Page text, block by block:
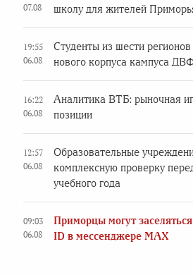
07.08
школу для жителей
19:55
06.08
Студенты из шести
нового корпуса кампуса
16:22
06.08
Аналитика ВТБ: рыночная
позиции
12:57
06.08
Образовательные
комплексную проверку
учебного года
09:03
06.08
Приморцы могут
ID в мессенджере MAX